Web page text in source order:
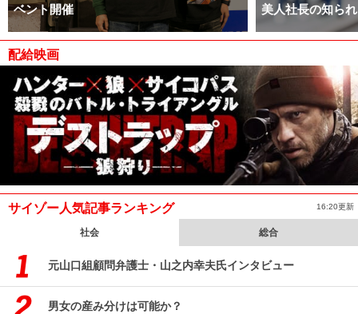
ベント開催
美人社長の知ら
配給映画
サイゾー人気記事ランキング 16:20更新
社会 総合
元山口組顧問弁護士・山之内幸夫氏インタビュー
男女の産み分けは可能か？